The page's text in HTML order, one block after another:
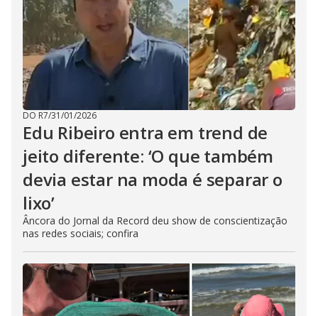
DO R7/31/01/2026
Edu Ribeiro entra em trend de
jeito diferente: ‘O que também
devia estar na moda é separar o
lixo’
Âncora do Jornal da Record deu show de conscientização
nas redes sociais; confira